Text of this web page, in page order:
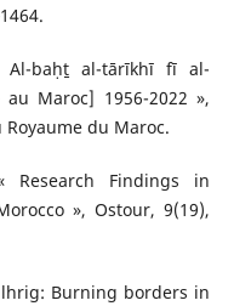
Al-baḥṯ al-tārīkhī fī al-
Maroc] 1956-2022 »,
du Maroc.
Research Findings in
», Ostour, 9(19),
lhrig: Burning borders in